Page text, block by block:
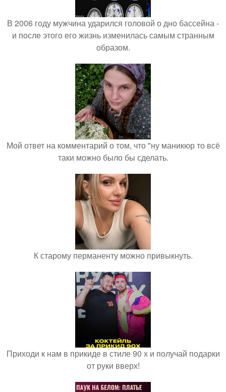
В 2006 году мужчина ударился головой о дно бассейна -
и после этого его жизнь изменилась самым странным
образом.
Мой ответ на комментарий о том, что "ну маникюр то всё
таки можно было бы сделать.
К старому перманенту можно привыкнуть.
Приходи к нам в прикиде в стиле 90 х и получай подарки
от руки вверх!